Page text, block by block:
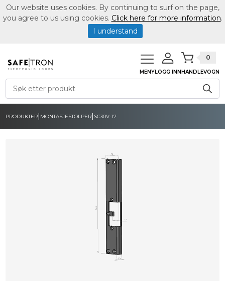
MENYLOGG INN
0
HANDLEVOGN
PRODUKTER| MONTASJESTOLPER| SC30V-17
Our website uses cookies. By continuing to surf on the page,
you agree to us using cookies. Click here for more information.
I understand